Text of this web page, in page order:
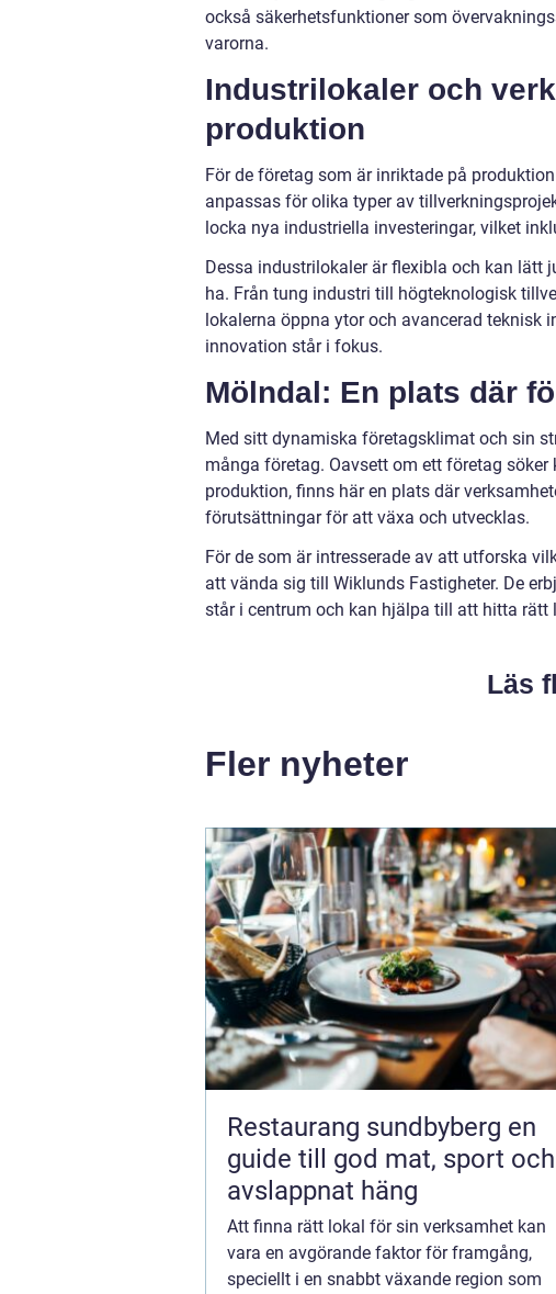
också säkerhetsfunktioner som
varorna.
Industrilokaler och
produktion
För de företag som är inriktade på
anpassas för olika typer av
locka nya industriella investeringar, vilket
Dessa industrilokaler är flexibla och kan lätt
ha. Från tung industri till högteknologisk
lokalerna öppna ytor och avancerad
innovation står i fokus.
Mölndal: En plats där
Med sitt dynamiska företagsklimat och sin
många företag. Oavsett om ett företag
produktion, finns här en plats där
förutsättningar för att växa och utvecklas.
För de som är intresserade av att utforska
att vända sig till Wiklunds Fastigheter. De
står i centrum och kan hjälpa till att hitta rätt
Läs
Fler nyheter
Restaurang sundbyberg en
guide till god mat, sport och
avslappnat häng
Att finna rätt lokal för sin verksamhet kan
vara en avgörande faktor för framgång,
speciellt i en snabbt växande region som